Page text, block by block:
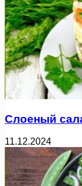
Слоеный
11.12.2024